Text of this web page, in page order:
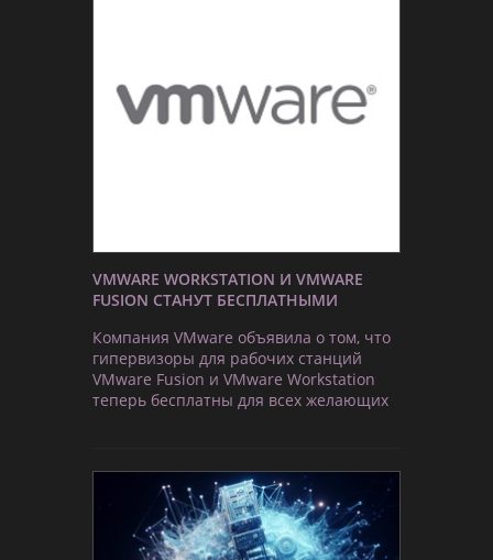
VMWARE WORKSTATION И VMWARE
FUSION СТАНУТ БЕСПЛАТНЫМИ
Компания VMware объявила о том, что
гипервизоры для рабочих станций
VMware Fusion и VMware Workstation
теперь бесплатны для всех желающих